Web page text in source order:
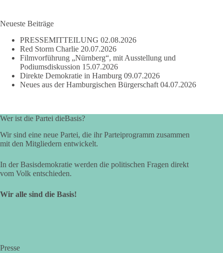
Neueste Beiträge
PRESSEMITTEILUNG 02.08.2026
Red Storm Charlie 20.07.2026
Filmvorführung „Nürnberg“, mit Ausstellung und
Podiumsdiskussion 15.07.2026
Direkte Demokratie in Hamburg 09.07.2026
Neues aus der Hamburgischen Bürgerschaft 04.07.2026
Wer ist die Partei dieBasis?
Wir sind eine neue Partei, die ihr Parteiprogramm zusammen
mit den Mitgliedern entwickelt.
In der Basisdemokratie werden die politischen Fragen direkt
vom Volk entschieden.
Wir alle sind die Basis!
Presse